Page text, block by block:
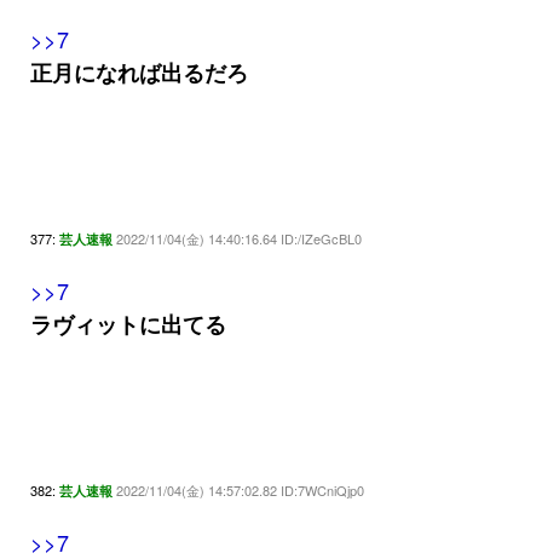
>>7
正月になれば出るだろ
377: 芸人速報 2022/11/04(金) 14:40:16.64 ID:/IZeGcBL0
>>7
ラヴィットに出てる
382: 芸人速報 2022/11/04(金) 14:57:02.82 ID:7WCniQjp0
>>7